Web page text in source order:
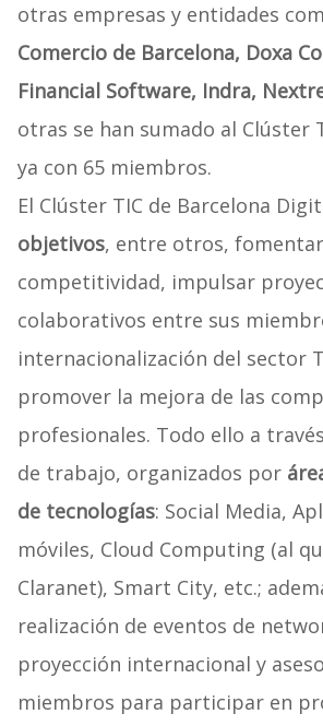
otras empresas y entidades
Comercio de Barcelona, Doxa
Financial Software, Indra,
otras se han sumado al Clúster
ya con 65 miembros.
El Clúster TIC de Barcelona
objetivos, entre otros,
competitividad, impulsar
colaborativos entre sus
internacionalización del sector
promover la mejora de las
profesionales. Todo ello a
de trabajo, organizados por
de tecnologías: Social Media,
móviles, Cloud Computing (al
Claranet), Smart City, etc.;
realización de eventos de
proyección internacional y
miembros para participar en